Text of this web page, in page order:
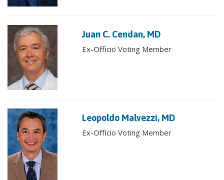
Juan C. Cendan, MD
Ex-Officio Voting Member
Leopoldo Malvezzi, MD
Ex-Officio Voting Member